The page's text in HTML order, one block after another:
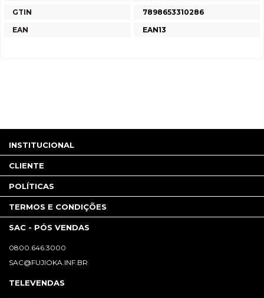
GTIN
7898653310286
EAN
EAN13
INSTITUCIONAL
CLIENTE
POLÍTICAS
TERMOS E CONDIÇÕES
SAC - PÓS VENDAS
0800.646.3000
SAC@FUJIOKA.INF.BR
TELEVENDAS